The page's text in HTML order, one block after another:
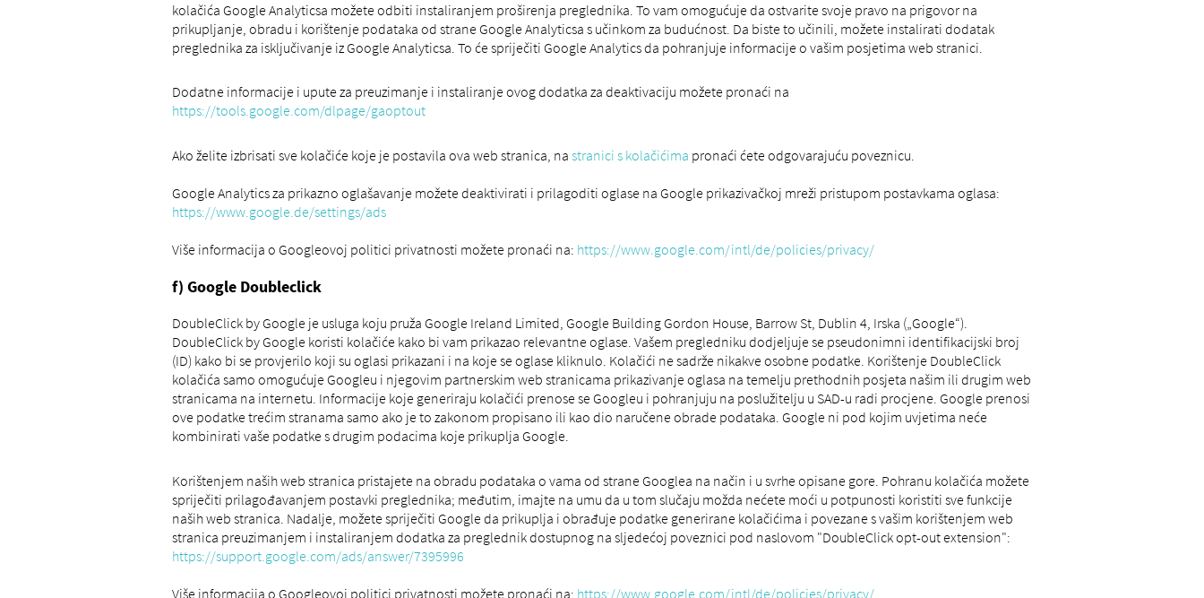
kolačića Google Analyticsa možete odbiti instaliranjem proširenja preglednika. To vam omogućuje da ostvarite svoje pravo na prigovor na
prikupljanje, obradu i korištenje podataka od strane Google Analyticsa s učinkom za budućnost. Da biste to učinili, možete instalirati dodatak
preglednika za isključivanje iz Google Analyticsa. To će spriječiti Google Analytics da pohranjuje informacije o vašim posjetima web stranici.
Dodatne informacije i upute za preuzimanje i instaliranje ovog dodatka za deaktivaciju možete pronaći na
https://tools.google.com/dlpage/gaoptout
Ako želite izbrisati sve kolačiće koje je postavila ova web stranica, na stranici s kolačićima pronaći ćete odgovarajuću poveznicu.
Google Analytics za prikazno oglašavanje možete deaktivirati i prilagoditi oglase na Google prikazivačkoj mreži pristupom postavkama oglasa:
https://www.google.de/settings/ads
Više informacija o Googleovoj politici privatnosti možete pronaći na: https://www.google.com/intl/de/policies/privacy/
f) Google Doubleclick
DoubleClick by Google je usluga koju pruža Google Ireland Limited, Google Building Gordon House, Barrow St, Dublin 4, Irska („Google“).
DoubleClick by Google koristi kolačiće kako bi vam prikazao relevantne oglase. Vašem pregledniku dodjeljuje se pseudonimni identifikacijski broj
(ID) kako bi se provjerilo koji su oglasi prikazani i na koje se oglase kliknulo. Kolačići ne sadrže nikakve osobne podatke. Korištenje DoubleClick
kolačića samo omogućuje Googleu i njegovim partnerskim web stranicama prikazivanje oglasa na temelju prethodnih posjeta našim ili drugim web
stranicama na internetu. Informacije koje generiraju kolačići prenose se Googleu i pohranjuju na poslužitelju u SAD-u radi procjene. Google prenosi
ove podatke trećim stranama samo ako je to zakonom propisano ili kao dio naručene obrade podataka. Google ni pod kojim uvjetima neće
kombinirati vaše podatke s drugim podacima koje prikuplja Google.
Korištenjem naših web stranica pristajete na obradu podataka o vama od strane Googlea na način i u svrhe opisane gore. Pohranu kolačića možete
spriječiti prilagođavanjem postavki preglednika; međutim, imajte na umu da u tom slučaju možda nećete moći u potpunosti koristiti sve funkcije
naših web stranica. Nadalje, možete spriječiti Google da prikuplja i obrađuje podatke generirane kolačićima i povezane s vašim korištenjem web
stranica preuzimanjem i instaliranjem dodatka za preglednik dostupnog na sljedećoj poveznici pod naslovom "DoubleClick opt-out extension":
https://support.google.com/ads/answer/7395996
Više informacija o Googleovoj politici privatnosti možete pronaći na: https://www.google.com/intl/de/policies/privacy/